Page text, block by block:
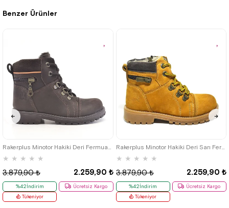
Benzer Ürünler
★ ★ ★ ★ ★
2.259,90 ₺
3.879,90 ₺
%42İndirim
Ücretsiz Kargo
Tükeniyor
26 27 28 29 30 31
32
Rakerplus Minotor Hakiki Deri Sarı Fermuarlı Çocuk Bot
★ ★ ★ ★ ★
2.259,90 ₺
3.879,90 ₺
%42İndirim
Ücretsiz Kargo
Tükeniyor
26 27 28 29 30 31
32